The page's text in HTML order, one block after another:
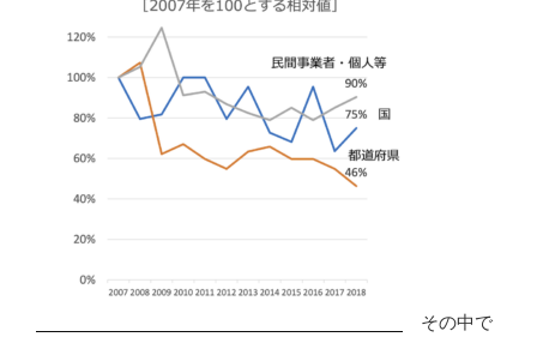
その中で